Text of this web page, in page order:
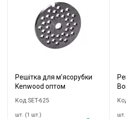
Решітка для м'ясорубки
Kenwood оптом
Код SET-625
шт. (1 шт.)